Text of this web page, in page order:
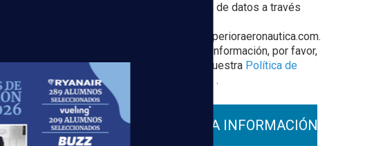
protección de datos a través
escuelasuperioraeronautica.com.
Para más información, por favor,
consulte nuestra Política de
.